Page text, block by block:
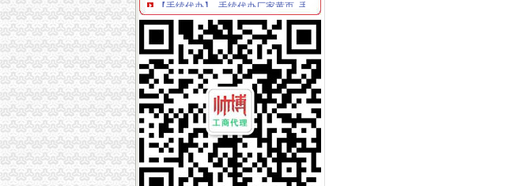
住房公积金,单位住房公积金账户注销流程,2016.06.12-新一站保险网
【58同城】重庆沙坪坝凤天路资质证书办理_企业资质代理_资质代办机
重庆苹果6分期流程—沙坪坝区苹果6分期带什么资料-爱喇叭网
巫山县公司法在线律师_巫山县公司法律师在线免费咨询_华律网
中国平安银行保险投资金融集团沙坪坝分公司2017新招聘信息_电话
重庆工商代办_重庆代办工商注册_代办营业执照公司排名【推荐】_重-
我想在重庆市注册成立一家有限责任公司,要怎么申请？_上海赢缘财
重庆市华渝润滑油有限公司（2002年11月迁沙坪坝区分局）_【信用信
我们朝区公司营业执照被工商吊销怎样走注销手续
重庆格兰通用机械制造有限公司与重庆市沙坪坝区人力资源和社会保障
重庆美甲加盟店开店有哪些流程？沙坪坝日式光甲专业班-爱喇叭网